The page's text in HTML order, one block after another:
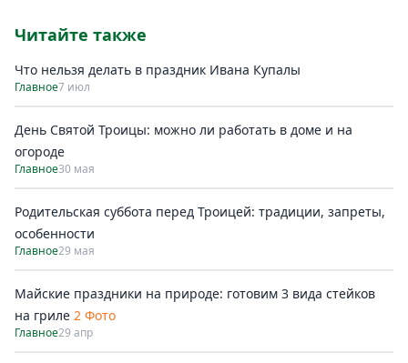
Читайте также
Что нельзя делать в праздник Ивана Купалы
Главное7 июл
День Святой Троицы: можно ли работать в доме и на
огороде
Главное30 мая
Родительская суббота перед Троицей: традиции, запреты,
особенности
Главное29 мая
Майские праздники на природе: готовим 3 вида стейков
на гриле 2 Фото
Главное29 апр